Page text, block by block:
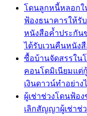
โดนลูกหนี้หลอกใ
ฟ้องธนาคารให้รั
หนังสือค้ำประกัน
ได้รับเวนคืนหนัง
ซื้อบ้านจัดสรรใน
คอนโดมิเนียมแต่
เงินดาวน์ทำอย่าง
ผู้เช่าช่วงโดนฟ้อ
เลิกสัญญาผู้เช่าช่ว